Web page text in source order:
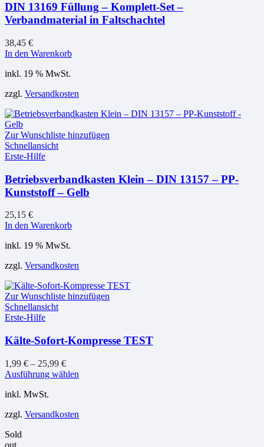
DIN 13169 Füllung – Komplett-Set –
Verbandmaterial in Faltschachtel
38,45 €
In den Warenkorb
inkl. 19 % MwSt.
zzgl. Versandkosten
Zur Wunschliste hinzufügen
Schnellansicht
Erste-Hilfe
Betriebsverbandkasten Klein – DIN 13157 – PP-
Kunststoff – Gelb
25,15 €
In den Warenkorb
inkl. 19 % MwSt.
zzgl. Versandkosten
Zur Wunschliste hinzufügen
Schnellansicht
Erste-Hilfe
Kälte-Sofort-Kompresse TEST
1,99 € – 25,99 €
Ausführung wählen
Varianten
inkl. MwSt.
zzgl. Versandkosten
Sold
out